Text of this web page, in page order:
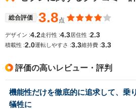
サイズ
全幅
1.47m
ホイールベース
総合評価 3.8点
デザイン :4.2走行性 :4.3居住性 :2.3
積載性 :2.0運転しやすさ :3.3維持費 :3.3
評価の高いレビュー・評判
機能性だけを徹底的に追求して、乗
犠牲に